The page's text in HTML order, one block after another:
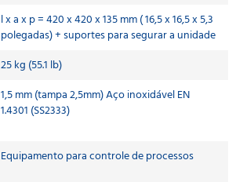
l x a x p = 420 x 420 x 135 mm ( 16,5 x 16,5 x 5,3
polegadas) + suportes para segurar a unidade
25 kg (55.1 lb)
1,5 mm (tampa 2,5mm) Aço inoxidável EN
1.4301 (SS2333)
Equipamento para controle de processos